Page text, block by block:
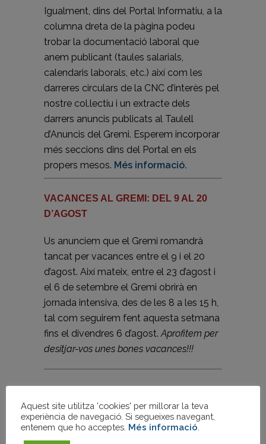
Igualment, dins del Portal Informatiu, a la
columna dreta de la pàgina podeu
trobar la documentació laboral que
anem publicant (taules salarials,
calendaris laborals, etc.) així com les
darreres circulars de la CNC d’interès pel
nostre col.lectiu i un extracte dels
darrers anuncis publicats al Taulell
d’Anuncis del Gremi. Esperem incorporar
més seccions dins del Portal en els
propers mesos. Més informació.
VACANCES AL GREMI: DEL 9 AL 20
D’AGOST
Us anunciem que el Gremi romandrà
tancat per vacances entre el 9 i el 20
d’agost. Així mateix, entre el 23 d’agost i
el 6 de setembre el Gremi obrirà en
jornada intensiva, des de les 8 a les 15 h,
tal com seguirem fent aquesta setmana
fins el divendres 6 d’agost.Aprofitem per
desitjar-vos unes bones vacances!!!
Aquest site utilitza 'cookies' per millorar la teva
experiència de navegació. Si segueixes navegant,
entenem que ho acceptes. Més informació